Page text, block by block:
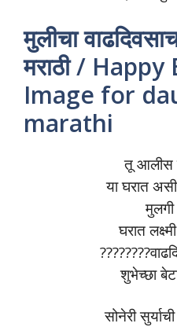
मुलीचा
मराठी /
Image for
marathi
तू आलीस
या घरात
घरात
शुभेच्छा
सोनेरी